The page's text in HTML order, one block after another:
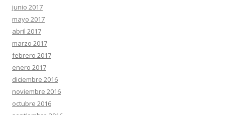
junio 2017
mayo 2017
abril 2017
marzo 2017
febrero 2017
enero 2017
diciembre 2016
noviembre 2016
octubre 2016